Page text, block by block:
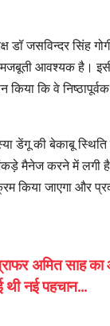
डॉ जसविन्दर सिंह
आवश्यक है।
किया कि वे
डेंगू की बेकाबू
मैनेज करने में लगी है।
किया जाएगा और
अमित साह
थी नई पहचान…